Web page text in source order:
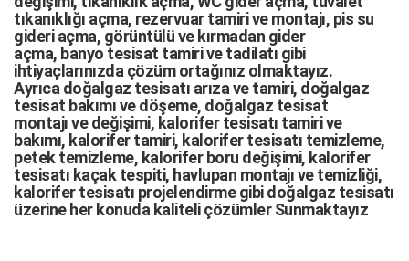
tıkanıklığı açma, rezervuar tamirive montajı, pis su
gideri açma, görüntülü ve kırmadan gider
açma, banyo tesisat tamirivetadilatı gibi
ihtiyaçlarınızda çözüm ortağınız olmaktayız.
Ayrıca doğalgaz tesisatı arızave tamiri, doğalgaz
tesisat bakımıve döşeme, doğalgaz tesisat
montajıve değişimi, kalorifer tesisatı tamiri ve
bakımı, kalorifer tamiri, kalorifer tesisatı temizleme,
petek temizleme, kalorifer boru değişimi, kalorifer
tesisatı kaçak tespiti, havlupan montajı ve temizliği,
kalorifer tesisatı projelendirme gibi d oğalgaz tesisatı
üzerine her konuda kaliteli çözümler Sunmaktayız